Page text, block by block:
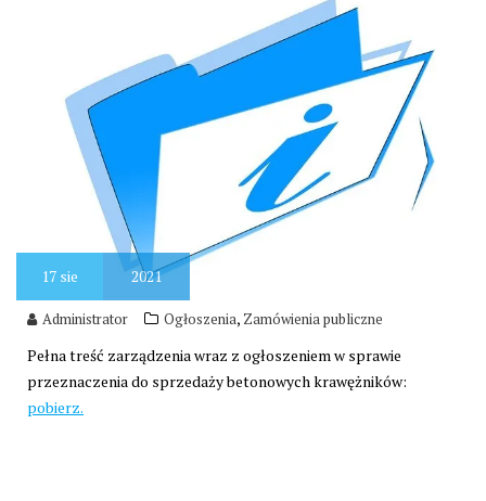
17 sie 2021
Administrator Ogłoszenia, Zamówienia publiczne
Pełna treść zarządzenia wraz z ogłoszeniem w sprawie
przeznaczenia do sprzedaży betonowych krawężników:
pobierz.